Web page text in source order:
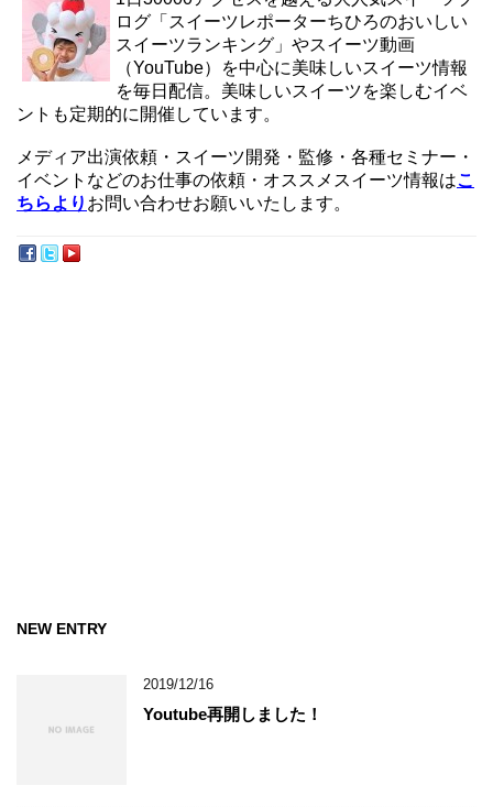
ログ「スイーツレポーターちひろのおいしい
スイーツランキング」やスイーツ動画
（YouTube）を中心に美味しいスイーツ情報
を毎日配信。美味しいスイーツを楽しむイベ
ントも定期的に開催しています。
メディア出演依頼・スイーツ開発・監修・各種セミナー・
イベントなどのお仕事の依頼・オススメスイーツ情報はこ
ちらより お問い合わせお願いいたします。
NEW ENTRY
2019/12/16
Youtube再開しました！